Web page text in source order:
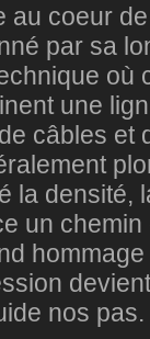
au coeur
par sa
où
une
câbles et
la densité,
un
nos pas.